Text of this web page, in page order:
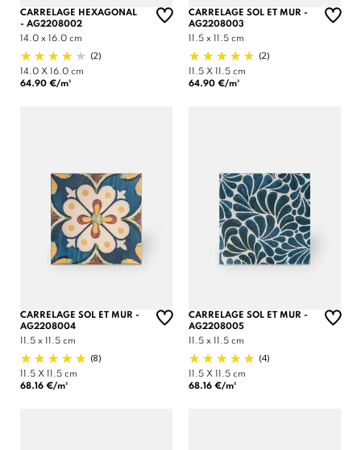
CARRELAGE HEXAGONAL
- AG2208002
14.0 x 16.0 cm
(2)
14.0 X 16.0 cm
64.90 €/m²
CARRELAGE SOL ET MUR -
AG2208003
11.5 x 11.5 cm
(2)
11.5 X 11.5 cm
64.90 €/m²
CARRELAGE SOL ET MUR -
AG2208004
11.5 x 11.5 cm
(8)
11.5 X 11.5 cm
68.16 €/m²
CARRELAGE SOL ET MUR -
AG2208005
11.5 x 11.5 cm
(4)
11.5 X 11.5 cm
68.16 €/m²